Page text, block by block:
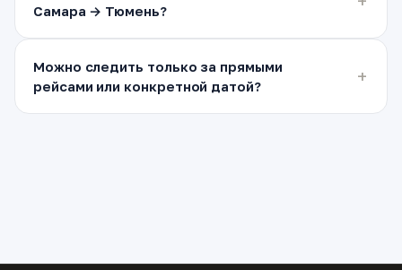
Самара → Тюмень?
Можно следить только за прямыми
рейсами или конкретной датой?